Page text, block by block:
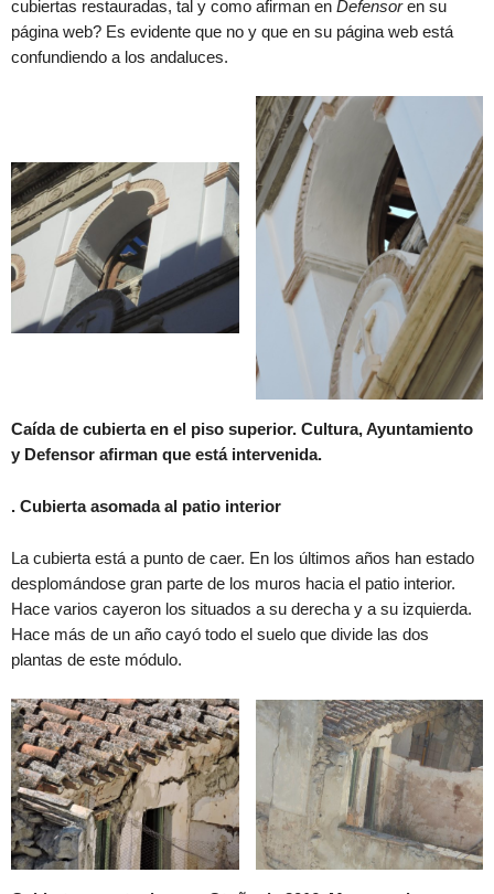
cubiertas restauradas, tal y como afirman en Defensoren su
página web? Es evidente que no y que en su página web está
confundiendo a los andaluces.
Caída de cubierta en el piso superior. Cultura, Ayuntamiento
y Defensor afirman que está intervenida.
. Cubierta asomada al patio interior
La cubierta está a punto de caer. En los últimos años han estado
desplomándose gran parte de los muros hacia el patio interior.
Hace varios cayeron los situados a su derecha y a su izquierda.
Hace más de un año cayó todo el suelo que divide las dos
plantas de este módulo.